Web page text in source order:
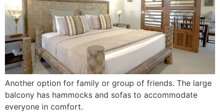
Another option for family or group of friends. The large
balcony has hammocks and sofas to accommodate
everyone in comfort.